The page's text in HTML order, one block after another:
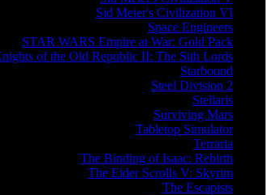
Sid Meier's Civilization VI
Space Engineers
STAR WARS Empire at War: Gold Pack
of the Old Republic II: The Sith Lords
Starbound
Steel Division 2
Stellaris
Surviving Mars
Tabletop Simulator
Terraria
The Binding of Isaac: Rebirth
The Elder Scrolls V: Skyrim
The Escapists